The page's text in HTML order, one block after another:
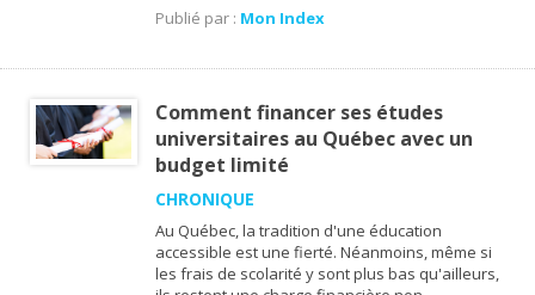
Publié par : Mon Index
Comment financer ses études
universitaires au Québec avec un
budget limité
CHRONIQUE
Au Québec, la tradition d'une éducation
accessible est une fierté. Néanmoins, même si
les frais de scolarité y sont plus bas qu'ailleurs,